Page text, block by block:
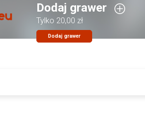
Dodaj grawer
Tylko 20,00 zł
Dodaj grawer